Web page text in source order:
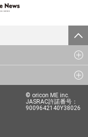
© oricon ME inc.
JASRAC許諾番号：
9009642140Y38026